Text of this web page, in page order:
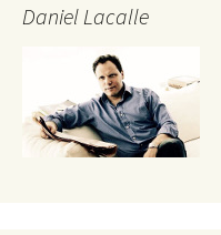
Daniel Lacalle